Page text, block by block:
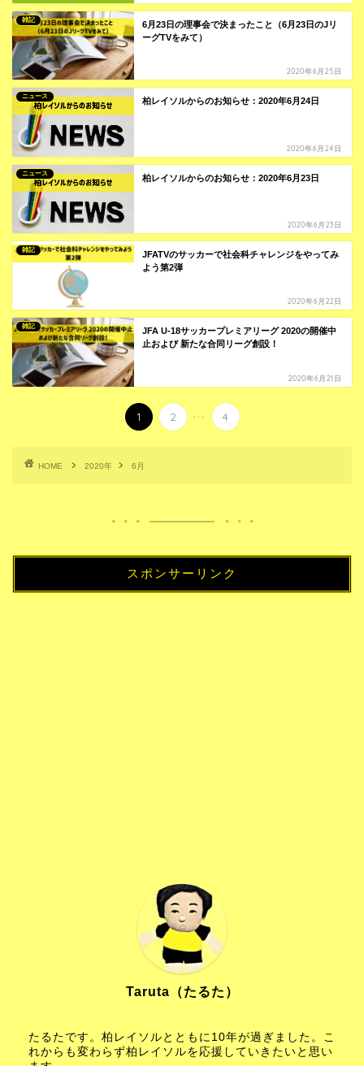
雑記
6月23日の理事会で決まったこと（6月23日のJリ
ーグTVをみて）
2020年6月25日
ニュース 柏レイソルからのお知らせ：2020年6月24日
2020年6月24日
ニュース 柏レイソルからのお知らせ：2020年6月23日
2020年6月23日
雑記
JFATVのサッカーで社会科チャレンジをやってみ
よう第2弾
2020年6月22日
雑記
JFA U-18サッカープレミアリーグ 2020の開催中
止および 新たな合同リーグ創設！
2020年6月21日
1 2 ... 4
HOME 2020年 6月
スポンサーリンク
Taruta（たるた）
たるたです。柏レイソルとともに10年が過ぎました。こ
れからも変わらず柏レイソルを応援していきたいと思い